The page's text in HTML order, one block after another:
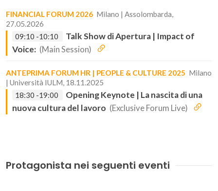
FINANCIAL FORUM 2026 Milano | Assolombarda,
27.05.2026
09:10 -10:10
Talk Show di Apertura | Impact of
Voice: (Main Session)
ANTEPRIMA FORUM HR | PEOPLE & CULTURE 2025 Milano
| Università IULM, 18.11.2025
18:30 -19:00
Opening Keynote | La nascita di una
nuova cultura del lavoro (Exclusive Forum Live)
Protagonista nei seguenti eventi